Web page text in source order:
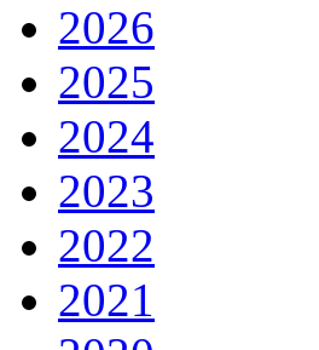
2026
2025
2024
2023
2022
2021